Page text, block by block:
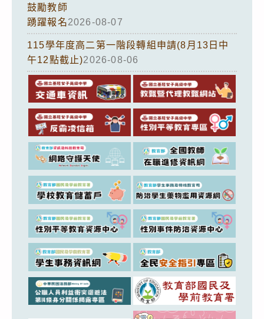
鼓勵教師
踴躍報名2026-08-07
115學年度高二第一階段轉組申請(8月13日中
午12點截止)2026-08-06